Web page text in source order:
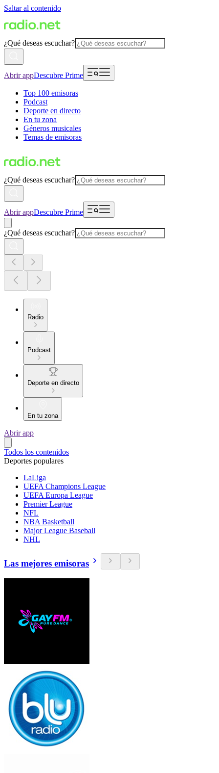
Saltar al contenido
¿Qué deseas escuchar?
Abrir appDescubre Prime
Top 100 emisoras
Podcast
Deporte en directo
En tu zona
Géneros musicales
Temas de emisoras
¿Qué deseas escuchar?
Abrir appDescubre Prime
¿Qué deseas escuchar?
Radio
Podcast
Deporte en directo
En tu zona
Abrir app
Todos los contenidos
Deportes populares
LaLiga
UEFA Champions League
UEFA Europa League
Premier League
NFL
NBA Basketball
Major League Baseball
NHL
Las mejores emisoras